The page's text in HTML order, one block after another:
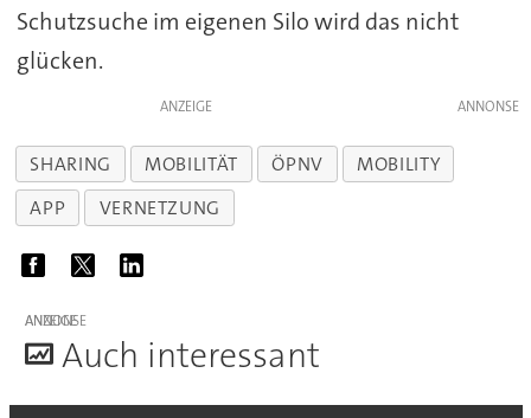
Schutzsuche im eigenen Silo wird das nicht
glücken.
ANZEIGE
SHARING MOBILITÄT ÖPNV
MOBILITY
APP
VERNETZUNG
ANZEIGE
Auch interessant